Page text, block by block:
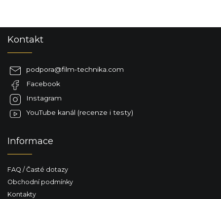
Kontakt
podpora@film-technika.com
Facebook
Instagram
YouTube kanál (recenze i testy)
Informace
FAQ / Časté dotazy
Obchodní podmínky
Kontakty